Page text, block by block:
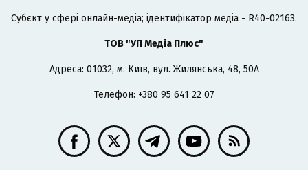
Cубєкт у сфері онлайн-медіа; ідентифікатор медіа - R40-02163.
ТОВ "УП Медіа Плюс"
Адреса: 01032, м. Київ, вул. Жилянська, 48, 50А
Телефон: +380 95 641 22 07